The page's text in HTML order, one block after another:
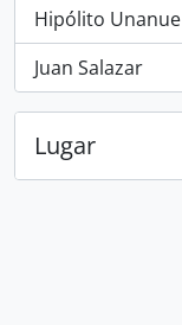
Hipólito Unanue
, 38 resultados
Juan Salazar
, 37 resultados
Lugar